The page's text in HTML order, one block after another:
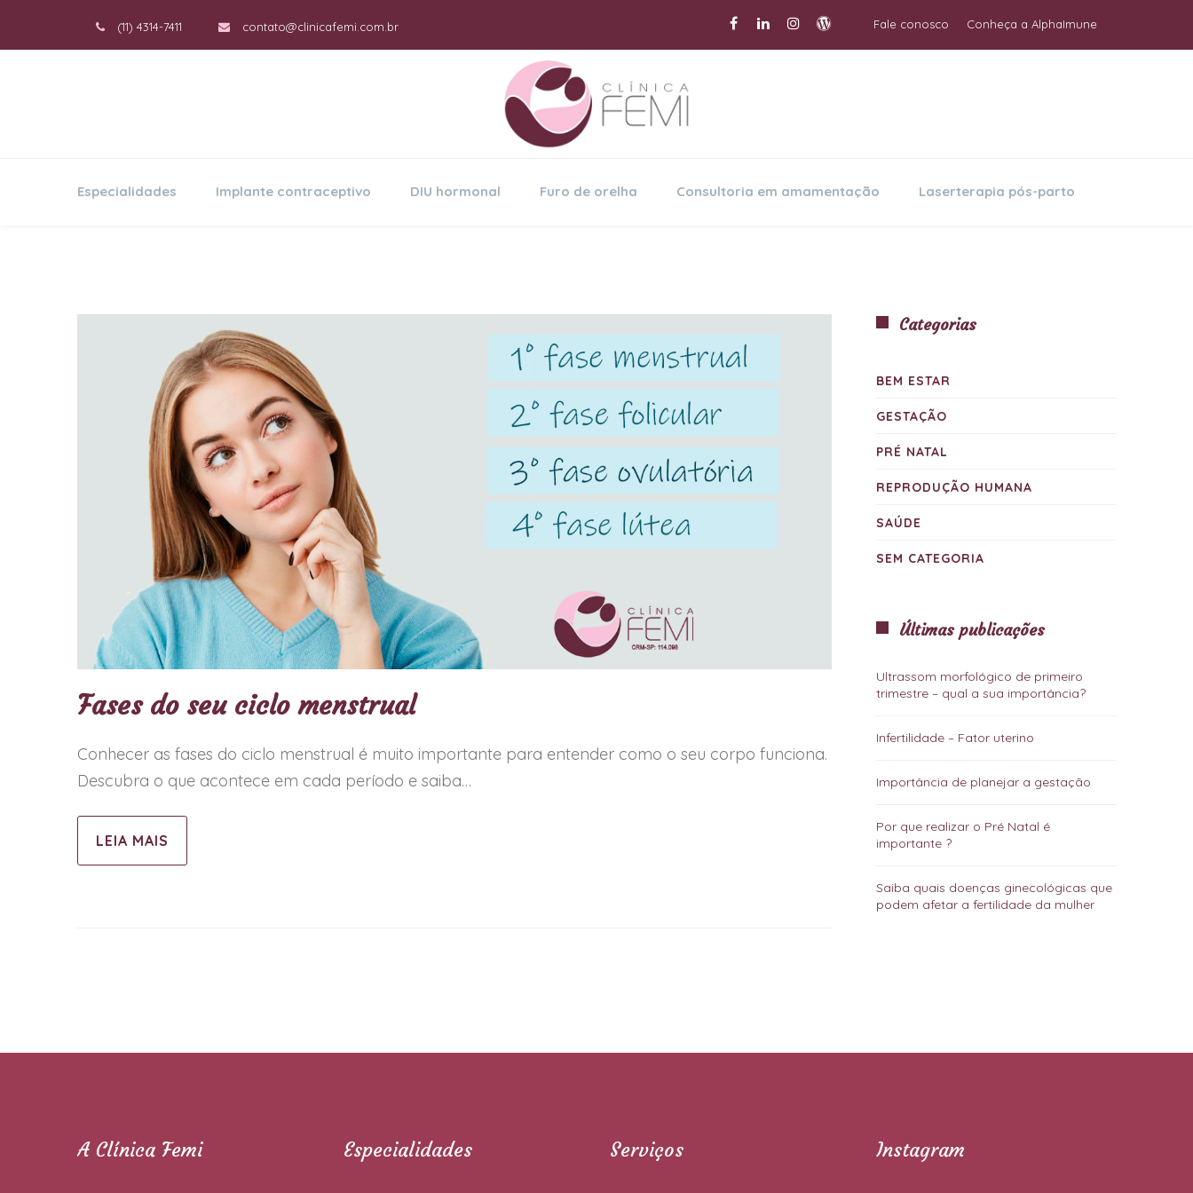
(11) 4314-7411 contato@clinicafemi.com.br Fale conosco Conheça a AlphaImune
Especialidades Implante contraceptivo DIU hormonal Furo de orelha Consultoria em amamentação Laserterapia pós-parto
Fases do seu ciclo menstrual
Conhecer as fases do ciclo menstrual é muito importante para entender como o seu corpo funciona.
Descubra o que acontece em cada período e saiba…
LEIA MAIS
Categorias
BEM ESTAR
GESTAÇÃO
PRÉ NATAL
REPRODUÇÃO HUMANA
SAÚDE
SEM CATEGORIA
Últimas publicações
Ultrassom morfológico de primeiro
trimestre – qual a sua importância?
Infertilidade – Fator uterino
Importância de planejar a gestação
Por que realizar o Pré Natal é
importante ?
Saiba quais doenças ginecológicas que
podem afetar a fertilidade da mulher
A Clínica Femi Especialidades Serviços Instagram